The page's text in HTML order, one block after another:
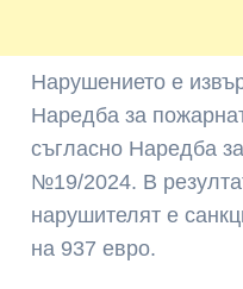
Нарушението е
Наредба за
съгласно Наредба
№19/2024. В
нарушителят е
на 937 евро.